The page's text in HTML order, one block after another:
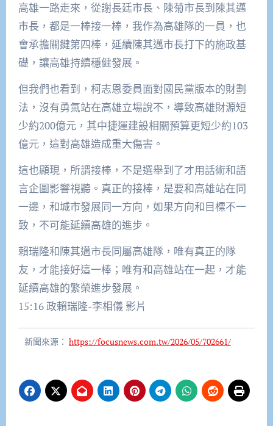
高雄一路走來，從謝長廷市長、陳菊市長到陳其邁
市長，都是一棒接一棒，我作為高雄隊的一員，也
會承擔關鍵第四棒，延續陳其邁市長打下的施政基
礎，讓高雄持續穩健發展。
但我們也看到，柯志恩委員面對國民黨版本的財劃
法，沒有勇氣站在高雄立場說不，導致高雄財源短
少約200億元，其中捷運建設相關預算更短少約103
億元，這對高雄造成重大傷害。
這也顯現，所謂接棒，不是選舉到了才用話術和語
言企圖影響視聽。真正的接棒，是要和高雄站在同
一邊，和城市發展同一方向，如果方向和目標不一
致，不可能延續高雄的進步。
賴瑞隆和陳其邁市長同屬高雄隊，唯有真正的隊
友，才能接好這一棒；唯有和高雄站在一起，才能
延續高雄的繁榮進步發展。
15:16 政賴瑞隆-李相儀 影片
新聞來源： https://focusnews.com.tw/2026/05/702661/